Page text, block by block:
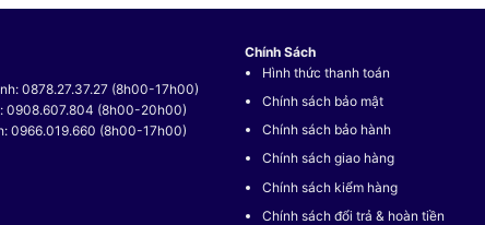
0878.27.37.27 (8h00-17h00)
0908.607.804 (8h00-20h00)
0966.019.660 (8h00-17h00)
Chính Sách
Hình thức thanh toán
Chính sách bảo mật
Chính sách bảo hành
Chính sách giao hàng
Chính sách kiểm hàng
Chính sách đổi trả & hoàn tiền